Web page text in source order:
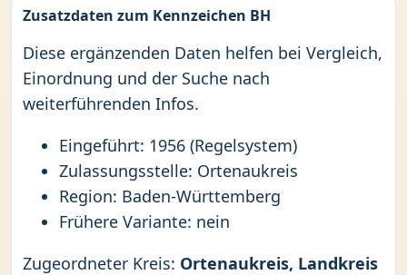
Zusatzdaten zum Kennzeichen BH
Diese ergänzenden Daten helfen bei Vergleich,
Einordnung und der Suche nach
weiterführenden Infos.
Eingeführt: 1956 (Regelsystem)
Zulassungsstelle: Ortenaukreis
Region: Baden-Württemberg
Frühere Variante: nein
Zugeordneter Kreis: Ortenaukreis, Landkreis